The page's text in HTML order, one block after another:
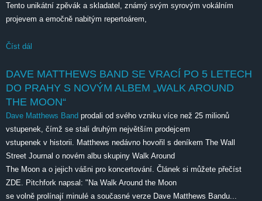
Tento unikátní zpěvák a skladatel, známý svým syrovým vokálním
projevem a emočně nabitým repertoárem,
Číst dál
DAVE MATTHEWS BAND SE VRACÍ PO 5 LETECH
DO PRAHY S NOVÝM ALBEM „WALK AROUND
THE MOON“
Dave Matthews Band prodali od svého vzniku více než 25 milionů
vstupenek, čímž se stali druhým největším prodejcem
vstupenek v historii. Matthews nedávno hovořil s deníkem The Wall
Street Journal o novém albu skupiny Walk Around
The Moon a o jejich vášni pro koncertování. Článek si můžete přečíst
ZDE. Pitchfork napsal: "Na Walk Around the Moon
se volně prolínají minulé a současné verze Dave Matthews Bandu...